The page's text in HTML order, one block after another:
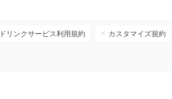
リンクサービス利用規約 カスタマイズ規約